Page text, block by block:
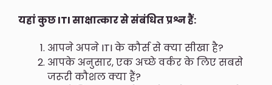
यहां कुछ ITI साक्षात्कार से संबंधित प्रश्न हैं:
आपने अपने ITI के कौर्स से क्या सीखा है?
आपके अनुसार, एक अच्छे वर्कर के लिए सबसे
जरूरी कौशल क्या हैं?